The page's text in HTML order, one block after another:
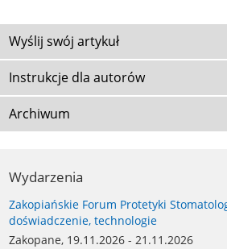
Wyślij swój artykuł
Instrukcje dla autorów
Archiwum
Wydarzenia
Zakopiańskie Forum Protetyki
doświadczenie, technologie
Zakopane, 19.11.2026 - 21.11.2026